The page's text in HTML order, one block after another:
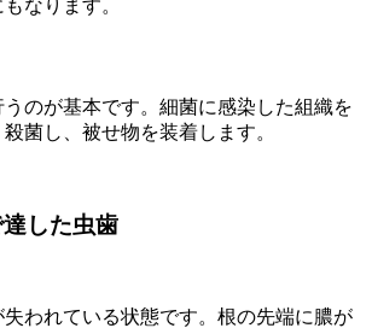
なります。
のが基本です。細菌に感染した組織を
菌し、被せ物を装着します。
した虫歯
われている状態です。根の先端に膿が